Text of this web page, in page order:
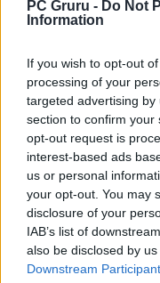
PC Gruru - Do Not
Information
If you wish to opt-out
processing of your
targeted advertising
section to confirm your
opt-out request is
interest-based ads
us or personal
your opt-out. You may
disclosure of your
IAB’s list of
also be disclosed by
Downstream
tulajdonosok
LEGFRISSEBB VIDEÓNK